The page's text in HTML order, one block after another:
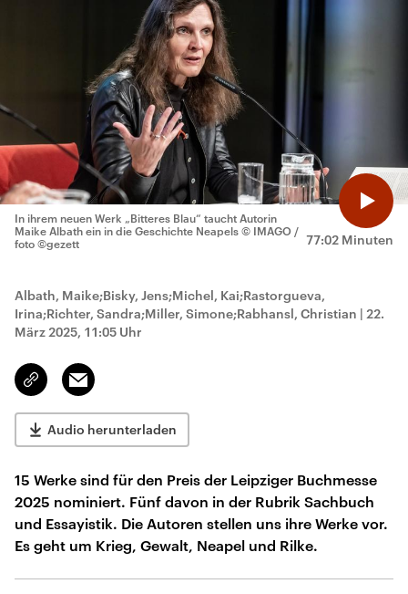
77:02 Minuten
In ihrem neuen Werk „Bitteres Blau“ taucht Autorin
Maike Albath ein in die Geschichte Neapels © IMAGO /
foto ©gezett
Albath, Maike;Bisky, Jens;Michel, Kai;Rastorgueva,
Irina;Richter, Sandra;Miller, Simone;Rabhansl, Christian | 22.
März 2025, 11:05 Uhr
Link
kopieren/teilen
Email
Audio herunterladen
15 Werke sind für den Preis der Leipziger Buchmesse
2025 nominiert. Fünf davon in der Rubrik Sachbuch
und Essayistik. Die Autoren stellen uns ihre Werke vor.
Es geht um Krieg, Gewalt, Neapel und Rilke.